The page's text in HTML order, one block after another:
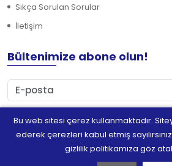
Bu web sitesi çerez kullanmaktadır.
ederek çerezleri kabul etmiş
gizlilik politikamıza göz
Sıkça Sorulan Sorular
İletişim
Bültenimize abone olun!
Abone Ol